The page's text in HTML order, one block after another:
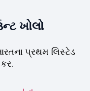
ખોલો
પ્રથમ લિસ્ટેડ